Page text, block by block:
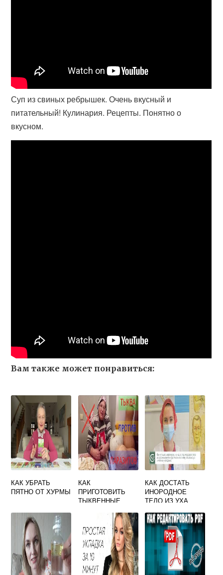
Суп из свиных ребрышек. Очень вкусный и
питательный! Кулинария. Рецепты. Понятно о
вкусном.
Вам также может понравиться:
КАК УБРАТЬ
ПЯТНО ОТ ХУРМЫ
КАК
ПРИГОТОВИТЬ
ТЫКВЕННЫЕ
КАК ДОСТАТЬ
ИНОРОДНОЕ
ТЕЛО ИЗ УХА